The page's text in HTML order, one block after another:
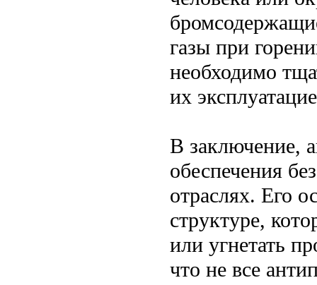
газы при
необходимо
их
В заключение,
обеспечения
отраслях. Его
структуре,
или угнетать
что не все